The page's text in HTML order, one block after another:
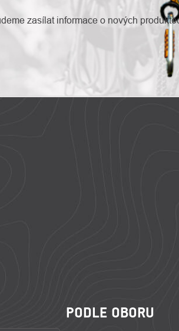
zasílat informace o nových
PODLE OBORU